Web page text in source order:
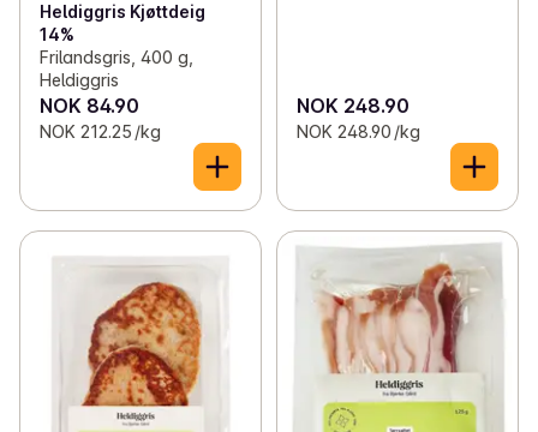
Heldiggris Kjøttdeig
14%
Frilandsgris, 400 g,
Heldiggris
NOK 84.90
NOK 212.25 /kg
NOK 248.90
NOK 248.90 /kg